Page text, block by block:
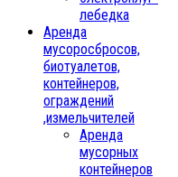
лебедка
Аренда
мусоросбросов,
биотуалетов,
контейнеров,
ограждений
,измельчителей
Аренда
мусорных
контейнеров